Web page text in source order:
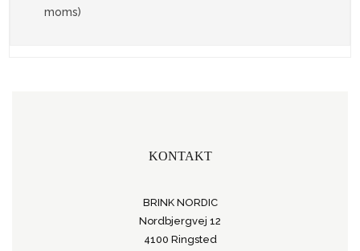
moms)
KONTAKT
BRINK NORDIC
Nordbjergvej 12
4100 Ringsted